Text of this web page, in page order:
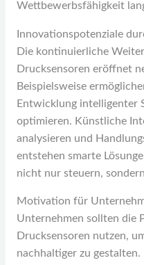
Wettbewerbsfähigkeit
Innovationspotenziale
Die kontinuierliche
Drucksensoren eröffnet
Beispielsweise
Entwicklung intelligenter
optimieren. Künstliche
analysieren und
entstehen smarte
nicht nur steuern,
Motivation für
Unternehmen sollten die
Drucksensoren nutzen,
nachhaltiger zu